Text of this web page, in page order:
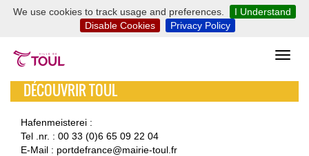
We use cookies to track usage and preferences.
I Understand
Disable Cookies
Privacy Policy
DÉCOUVRIR TOUL
Hafenmeisterei :
Tel .nr. : 00 33 (0)6 65 09 22 04
E-Mail : portdefrance@mairie-toul.fr